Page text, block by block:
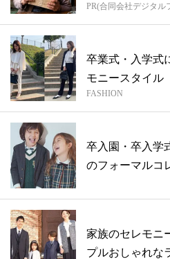
PR(合同会社デジタル
卒業式・入学式
モニースタイル
FASHION
卒入園・卒入学
のフォーマルコ
家族のセレモニ
プルおしゃれな